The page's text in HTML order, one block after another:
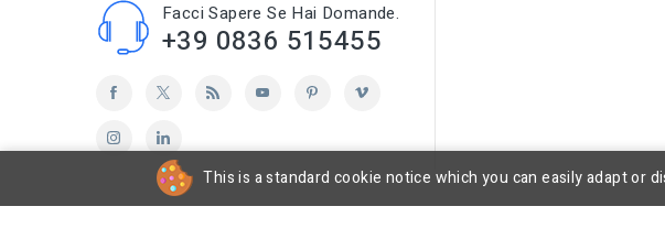
Facci Sapere Se Hai Domande.
+39 0836 515455
This is a standard cookie notice which you can easily adapt or